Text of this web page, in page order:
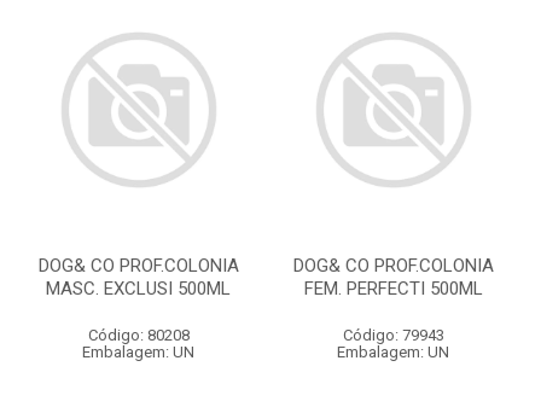
DOG& CO PROF.COLONIA
MASC. EXCLUSI 500ML
Código: 80208
Embalagem: UN
DOG& CO PROF.COLONIA
FEM. PERFECTI 500ML
Código: 79943
Embalagem: UN